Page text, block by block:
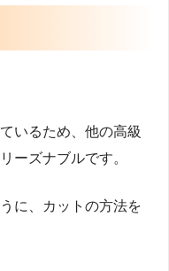
いるため、他の高級
ーズナブルです。
に、カットの方法を